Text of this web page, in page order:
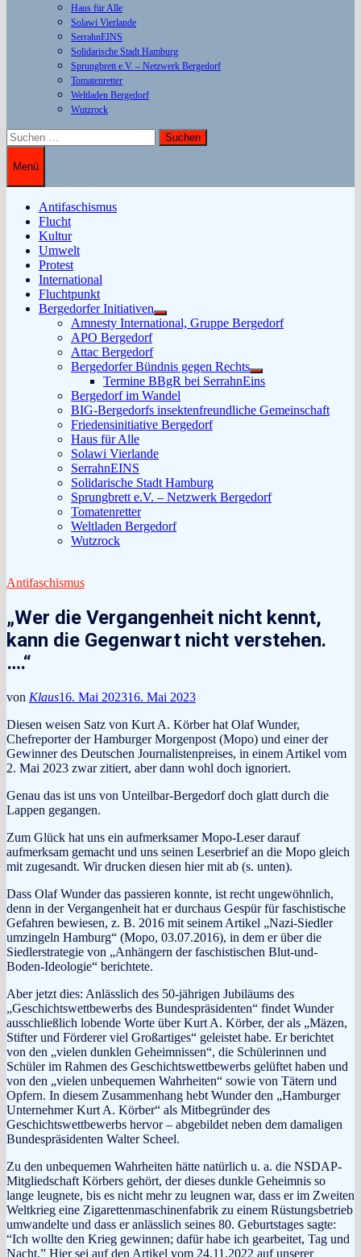
Haus für Alle
Solawi Vierlande
SerrahnEINS
Solidarische Stadt Hamburg
Sprungbrett e.V. – Netzwerk Bergedorf
Tomatenretter
Weltladen Bergedorf
Wutzrock
Suchen
nach:
Menü
Antifaschismus
Flucht
Kultur
Umwelt
Protest
International
Fluchtpunkt
Bergedorfer Initiativen
Untermenü
anzeigen
Amnesty International, Gruppe Bergedorf
APO Bergedorf
Attac Bergedorf
Bergedorfer Bündnis gegen Rechts
Untermenü
anzeigen
Termine BBgR bei SerrahnEins
Bergedorf im Wandel
BIG-Bergedorfs insektenfreundliche Gemeinschaft
Friedensinitiative Bergedorf
Haus für Alle
Solawi Vierlande
SerrahnEINS
Solidarische Stadt Hamburg
Sprungbrett e.V. – Netzwerk Bergedorf
Tomatenretter
Weltladen Bergedorf
Wutzrock
Antifaschismus
„Wer die Vergangenheit nicht kennt,
kann die Gegenwart nicht verstehen.
….“
von Klaus16. Mai 202316. Mai 2023
Diesen weisen Satz von Kurt A. Körber hat Olaf Wunder,
Chefreporter der Hamburger Morgenpost (Mopo) und einer der
Gewinner des Deutschen Journalistenpreises, in einem Artikel vom
2. Mai 2023 zwar zitiert, aber dann wohl doch ignoriert.
Genau das ist uns von Unteilbar-Bergedorf doch glatt durch die
Lappen gegangen.
Zum Glück hat uns ein aufmerksamer Mopo-Leser darauf
aufmerksam gemacht und uns seinen Leserbrief an die Mopo gleich
mit zugesandt. Wir drucken diesen hier mit ab (s. unten).
Dass Olaf Wunder das passieren konnte, ist recht ungewöhnlich,
denn in der Vergangenheit hat er durchaus Gespür für faschistische
Gefahren bewiesen, z. B. 2016 mit seinem Artikel „Nazi-Siedler
umzingeln Hamburg“ (Mopo, 03.07.2016), in dem er über die
Siedlerstrategie von „Anhängern der faschistischen Blut-und-
Boden-Ideologie“ berichtete.
Aber jetzt dies: Anlässlich des 50-jährigen Jubiläums des
„Geschichtswettbewerbs des Bundespräsidenten“ findet Wunder
ausschließlich lobende Worte über Kurt A. Körber, der als „Mäzen,
Stifter und Förderer viel Großartiges“ geleistet habe. Er berichtet
von den „vielen dunklen Geheimnissen“, die Schülerinnen und
Schüler im Rahmen des Geschichtswettbewerbs gelüftet haben und
von den „vielen unbequemen Wahrheiten“ sowie von Tätern und
Opfern. In diesem Zusammenhang hebt Wunder den „Hamburger
Unternehmer Kurt A. Körber“ als Mitbegründer des
Geschichtswettbewerbs hervor – abgebildet neben dem damaligen
Bundespräsidenten Walter Scheel.
Zu den unbequemen Wahrheiten hätte natürlich u. a. die NSDAP-
Mitgliedschaft Körbers gehört, der dieses dunkle Geheimnis so
lange leugnete, bis es nicht mehr zu leugnen war, dass er im Zweiten
Weltkrieg eine Zigarettenmaschinenfabrik zu einem Rüstungsbetrieb
umwandelte und dass er anlässlich seines 80. Geburtstages sagte:
“Ich wollte den Krieg gewinnen; dafür habe ich gearbeitet, Tag und
Nacht.” Hier sei auf den Artikel vom 24.11.2022 auf unserer